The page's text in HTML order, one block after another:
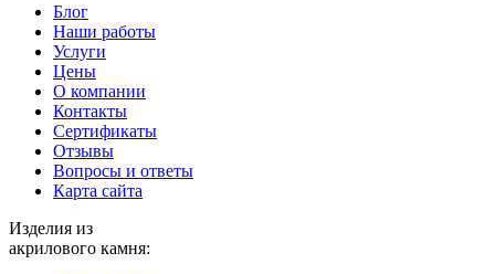
Блог
Наши работы
Услуги
Цены
О компании
Контакты
Cертификаты
Отзывы
Вопросы и ответы
Карта сайта
Изделия из
акрилового камня: